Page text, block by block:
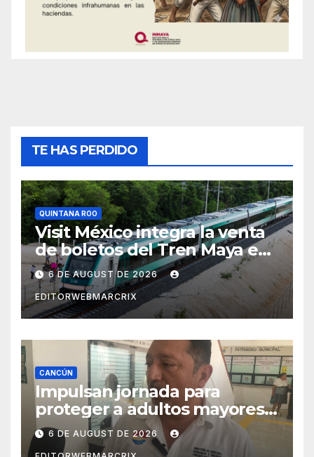
TE HAS PERDIDO
QUINTANA ROO
Visit México integra la venta
de boletos del Tren Maya en
su plataforma oficial
6 DE AUGUST DE 2026
EDITORWEBMARCRIX
CANCÚN
Impulsan jornada para
proteger a adultos mayores
de fraudes en Cancún
6 DE AUGUST DE 2026